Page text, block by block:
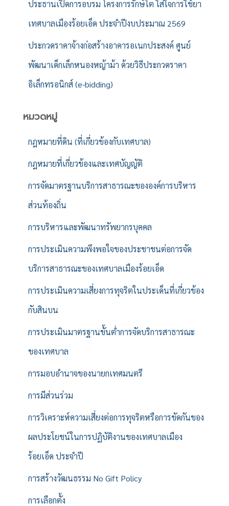
ประธานเปิดการอบรม โครงการรักษ์ไต ใส่ใจการใช้ยา
เทศบาลเมืองร้อยเอ็ด ประจำปีงบประมาณ 2569
ประกวดราคาจ้างก่อสร้างอาคารอเนกประสงค์ ศูนย์
พัฒนาเด็กเล็กหนองหญ้าม้า ด้วยวิธีประกวดราคา
อิเล็กทรอนิกส์ (e-bidding)
หมวดหมู่
กฎหมายที่ดิน (ที่เกี่ยวข้องกับเทศบาล)
กฎหมายที่เกี่ยวข้องและเทศบัญญัติ
การจัดมาตรฐานบริการสาธารณะขององค์การบริหาร
ส่วนท้องถิ่น
การบริหารและพัฒนาทรัพยากรบุคคล
การประเมินความพึงพอใจของประชาชนต่อการจัด
บริการสาธารณะของเทศบาลเมืองร้อยเอ็ด
การประเมินความเสี่ยงการทุจริตในประเด็นที่เกี่ยวข้อง
กับสินบน
การประเมินมาตรฐานขั้นต่ำการจัดบริการสาธารณะ
ของเทศบาล
การมอบอำนาจของนายกเทศมนตรี
การมีส่วนร่วม
การวิเคราะห์ความเสี่ยงต่อการทุจริตหรือการขัดกันของ
ผลประโยชน์ในการปฏิบัติงานของเทศบาลเมือง
ร้อยเอ็ด ประจำปี
การสร้างวัฒนธรรม No Gift Policy
การเลือกตั้ง